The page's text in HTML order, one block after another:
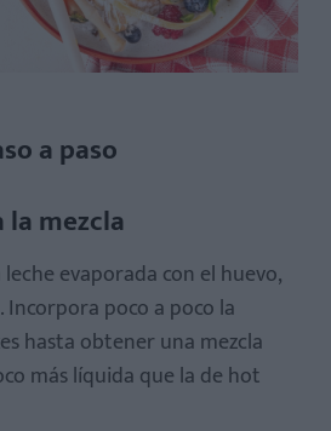
a paso
la mezcla
evaporada con el huevo,
Incorpora poco a poco la
hasta obtener una mezcla
más líquida que la de hot